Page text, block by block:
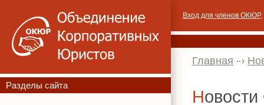
Разделы сайта
Вход для членов ОКЮР,
Главная